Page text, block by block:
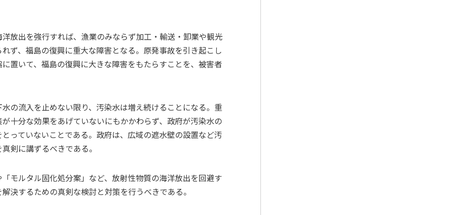
放出を強行すれば、漁業のみならず加工・輸送・卸業や観光
ず、福島の復興に重大な障害となる。原発事故を引き起こし
置いて、福島の復興に大きな障害をもたらすことを、被害者
の流入を止めない限り、汚染水は増え続けることになる。重
十分な効果をあげていないにもかかわらず、政府が汚染水の
っていないことである。政府は、広域の遮水壁の設置など汚
剣に講ずるべきである。
モルタル固化処分案」など、放射性物質の海洋放出を回避す
決するための真剣な検討と対策を行うべきである。